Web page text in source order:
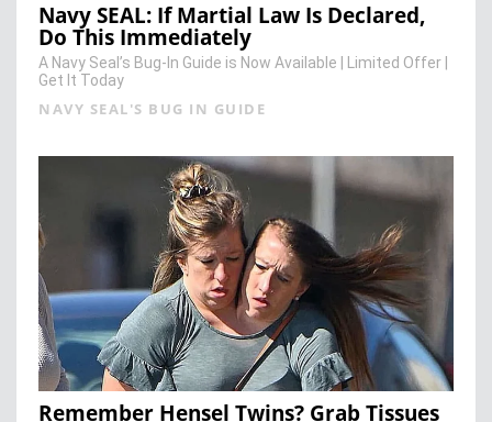
Navy SEAL: If Martial Law Is Declared,
Do This Immediately
A Navy Seal’s Bug-In Guide is Now Available | Limited Offer |
Get It Today
NAVY SEAL'S BUG IN GUIDE
Remember Hensel Twins? Grab Tissues